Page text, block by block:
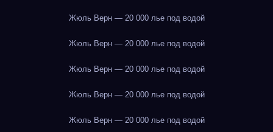
Жюль Верн — 20 000 лье под водой
Жюль Верн — 20 000 лье под водой
Жюль Верн — 20 000 лье под водой
Жюль Верн — 20 000 лье под водой
Жюль Верн — 20 000 лье под водой